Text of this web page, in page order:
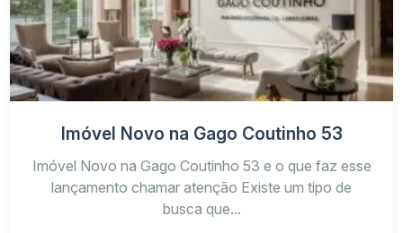
Imóvel Novo na Gago Coutinho 53
Imóvel Novo na Gago Coutinho 53 e o que faz esse
lançamento chamar atenção Existe um tipo de
busca que...